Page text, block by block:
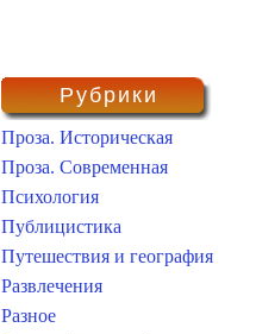
Рубрики
Проза. Историческая
Проза. Современная
Психология
Публицистика
Путешествия и география
Развлечения
Разное